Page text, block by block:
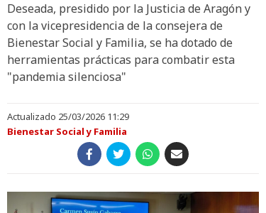
Deseada, presidido por la Justicia de Aragón y
con la vicepresidencia de la consejera de
Bienestar Social y Familia, se ha dotado de
herramientas prácticas para combatir esta
"pandemia silenciosa"
Actualizado 25/03/2026 11:29
Bienestar Social y Familia